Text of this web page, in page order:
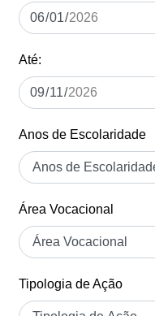
Até:
Anos de Escolaridade
Área Vocacional
Tipologia de Ação